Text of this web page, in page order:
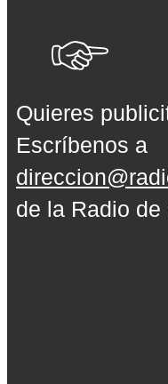
Quieres
Escríbenos a
de la Radio de